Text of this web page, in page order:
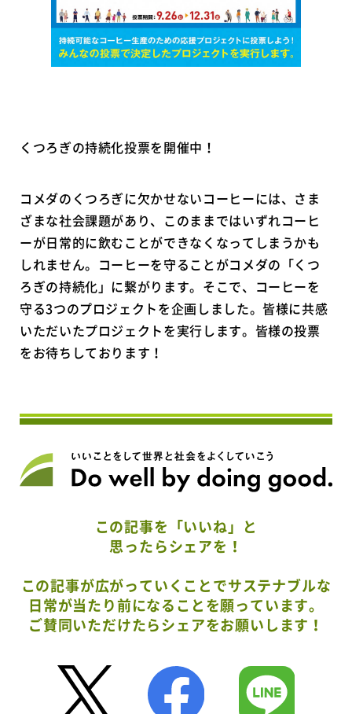
くつろぎの持続化投票を開催中！
コメダのくつろぎに欠かせないコーヒーには、さま
ざまな社会課題があり、このままではいずれコーヒ
ーが日常的に飲むことができなくなってしまうかも
しれません。コーヒーを守ることがコメダの「くつ
ろぎの持続化」に繋がります。そこで、コーヒーを
守る3つのプロジェクトを企画しました。皆様に共感
いただいたプロジェクトを実行します。皆様の投票
をお待ちしております！
この記事を「いいね」と
思ったらシェアを！
この記事が広がっていくことでサステナブルな
日常が当たり前になることを願っています。
ご賛同いただけたらシェアをお願いします！